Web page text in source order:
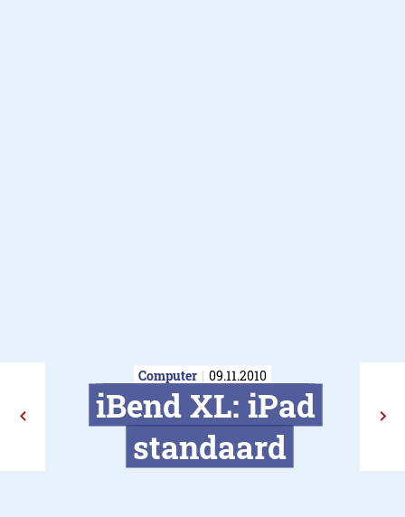
Computer 09.11.2010